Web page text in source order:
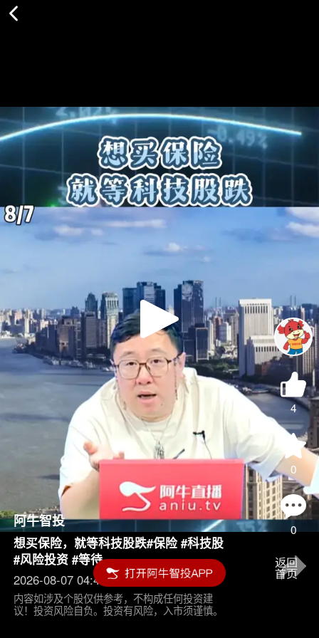
Play
Video
4
0
0
阿牛智投
想买保险，就等科技股跌#保险 #科技股
#风险投资 #等待
2026-08-07 04:45
内容如涉及个股仅供参考，不构成任何投资建
议！投资风险自负。投资有风险，入市须谨慎。